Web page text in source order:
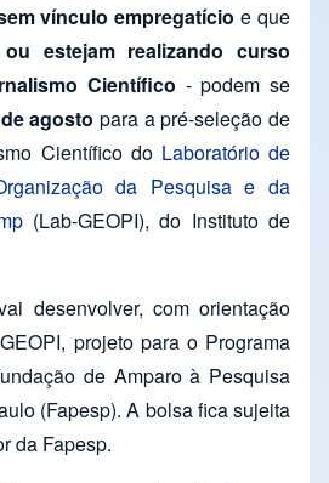
vínculo empregatício e que
estejam realizando curso
Científico - podem se
agosto para a pré-seleção de
Científico do Laboratório de
da Pesquisa e da
(Lab-GEOPI), do Instituto de
desenvolver, com orientação
projeto para o Programa
de Amparo à Pesquisa
(Fapesp). A bolsa fica sujeita
da Fapesp.